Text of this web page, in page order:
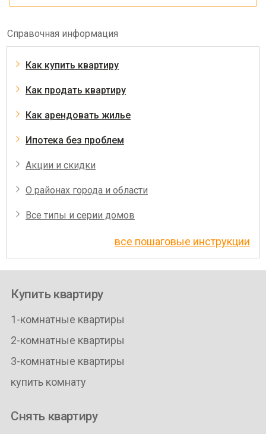
Справочная информация
Как купить квартиру
Как продать квартиру
Как арендовать жилье
Ипотека без проблем
Акции и скидки
О районах города и области
Все типы и серии домов
все пошаговые инструкции
Купить квартиру
1-комнатные квартиры
2-комнатные квартиры
3-комнатные квартиры
купить комнату
Снять квартиру